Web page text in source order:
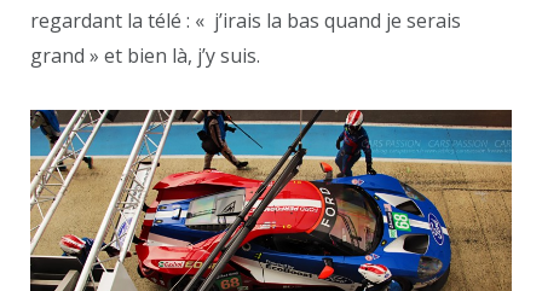
regardant la télé : « j’irais la bas quand je serais
grand » et bien là, j’y suis.